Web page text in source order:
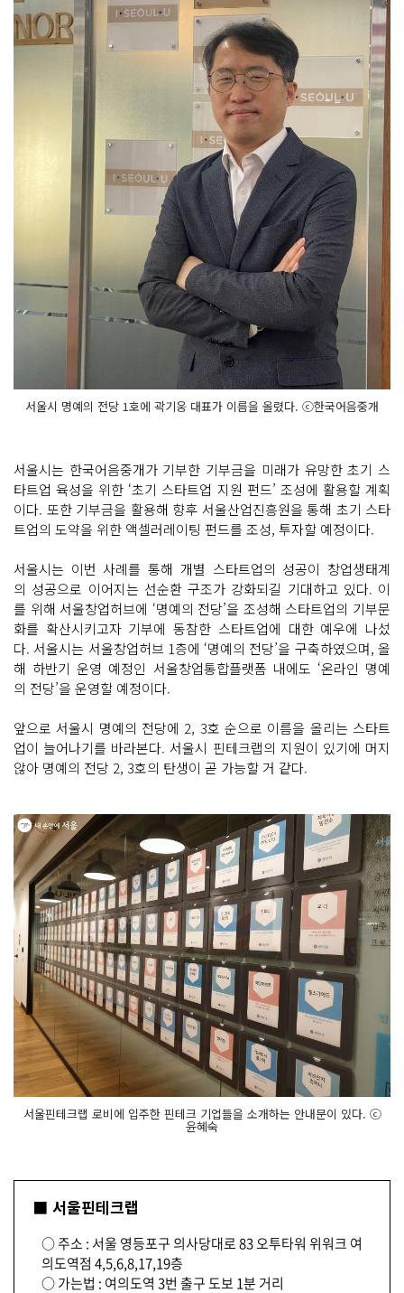
서울시 명예의 전당 1호에 곽기웅 대표가 이름을 올렸다. ⓒ한국어음중개
서울시는 한국어음중개가 기부한 기부금을 미래가 유망한 초기 스
타트업 육성을 위한 ‘초기 스타트업 지원 펀드’ 조성에 활용할 계획
이다. 또한 기부금을 활용해 향후 서울산업진흥원을 통해 초기 스타
트업의 도약을 위한 액셀러레이팅 펀드를 조성, 투자할 예정이다.
서울시는 이번 사례를 통해 개별 스타트업의 성공이 창업생태계
의 성공으로 이어지는 선순환 구조가 강화되길 기대하고 있다. 이
를 위해 서울창업허브에 ‘명예의 전당’을 조성해 스타트업의 기부문
화를 확산시키고자 기부에 동참한 스타트업에 대한 예우에 나섰
다. 서울시는 서울창업허브 1층에 ‘명예의 전당’을 구축하였으며, 올
해 하반기 운영 예정인 서울창업통합플랫폼 내에도 ‘온라인 명예
의 전당’을 운영할 예정이다.
앞으로 서울시 명예의 전당에 2, 3호 순으로 이름을 올리는 스타트
업이 늘어나기를 바라본다. 서울시 핀테크랩의 지원이 있기에 머지
않아 명예의 전당 2, 3호의 탄생이 곧 가능할 거 같다.
서울핀테크랩 로비에 입주한 핀테크 기업들을 소개하는 안내문이 있다. ⓒ
윤혜숙
■ 서울핀테크랩
○ 주소 : 서울 영등포구 의사당대로 83 오투타워 위워크 여
의도역점 4,5,6,8,17,19층
○ 가는법 : 여의도역 3번 출구 도보 1분 거리